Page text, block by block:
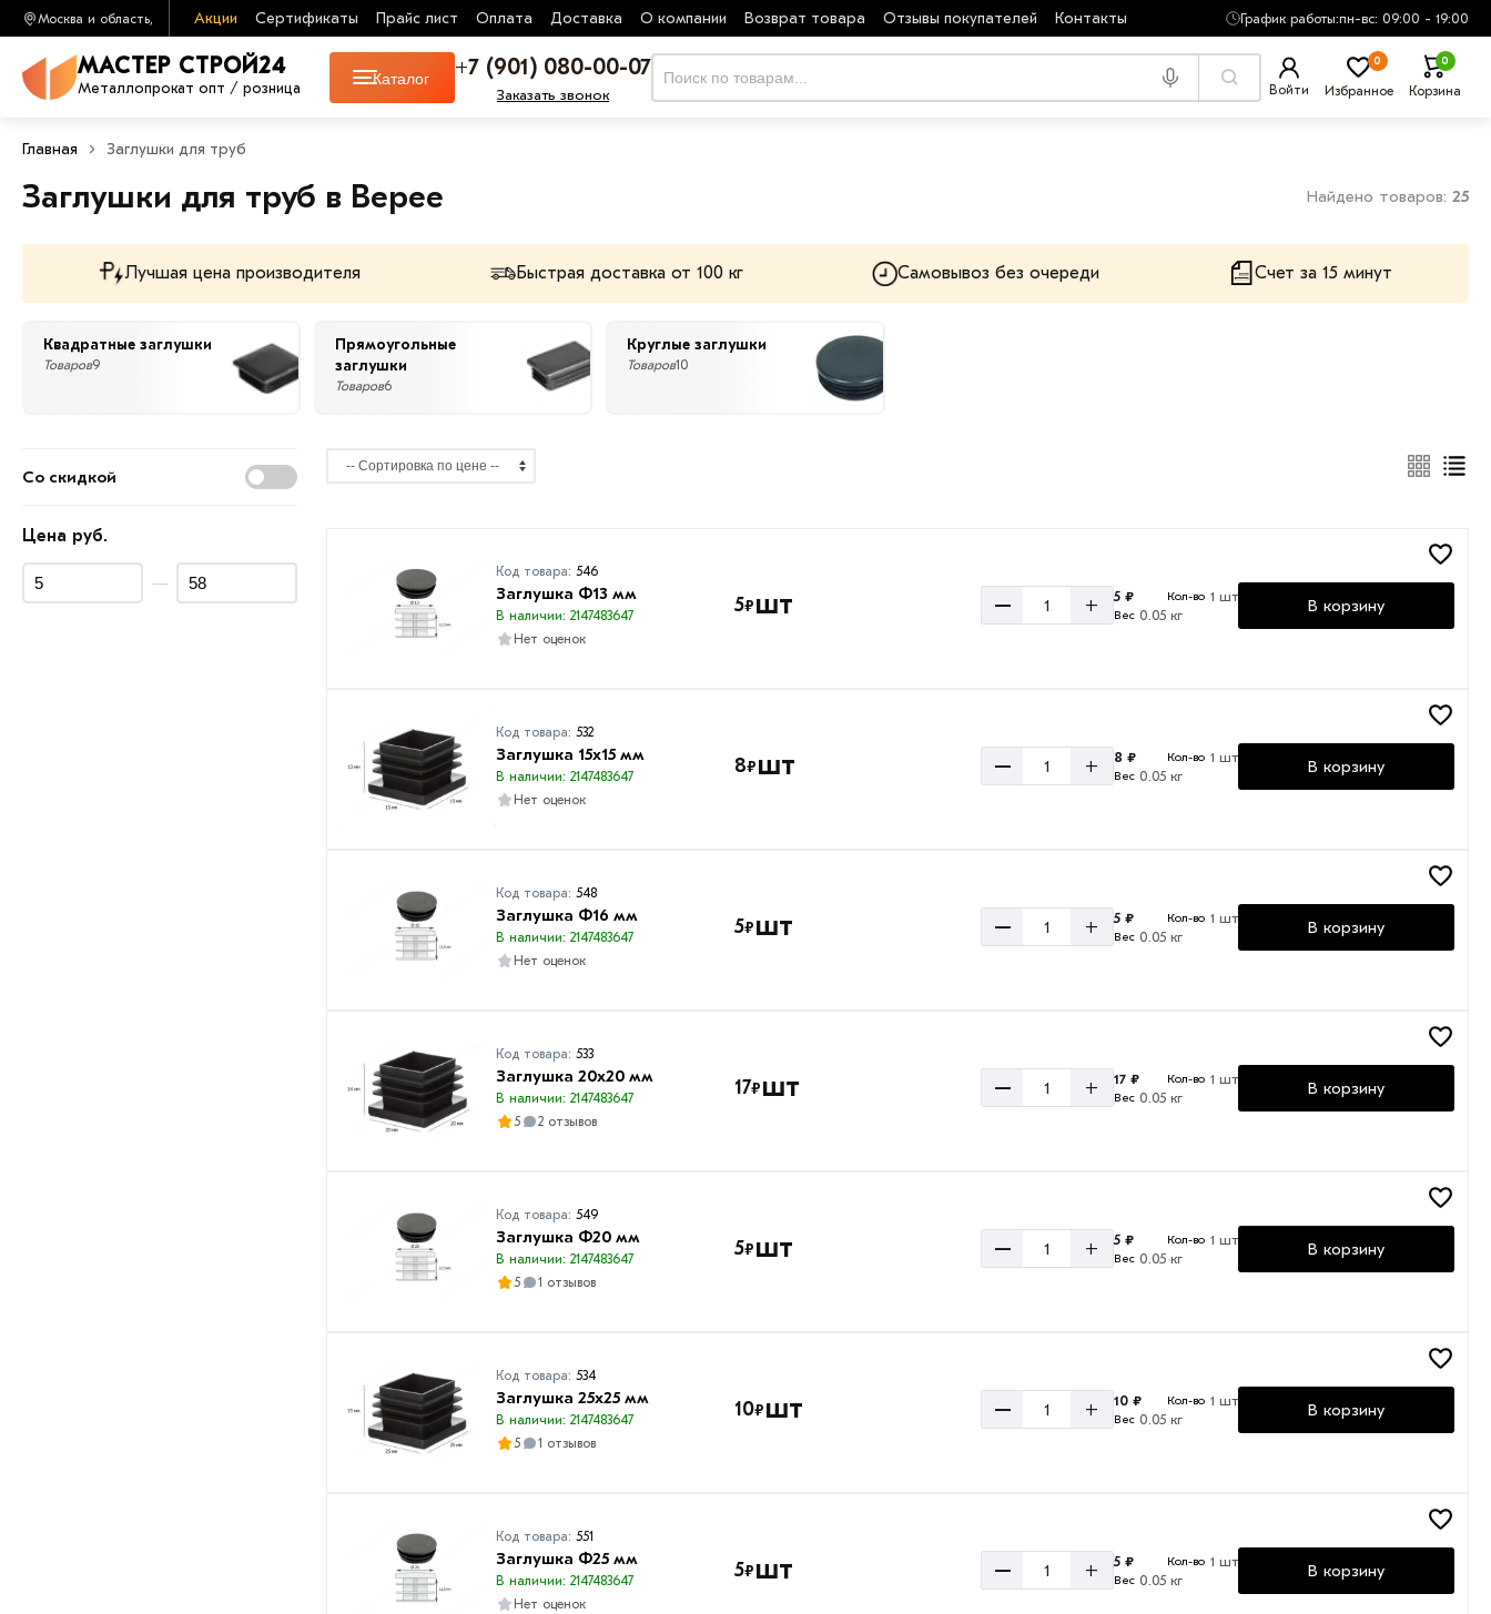
Москва и область, Акции Сертификаты Прайс лист Оплата Доставка О компании Возврат товара Отзывы покупателей Контакты График работы:пн-вс: 09:00 - 19:00
МАСТЕР СТРОЙ24
Металлопрокат опт / розница Каталог +7 (901) 080-00-07
Заказать звонок Войти Избранное
0
Корзина
0
Главная Заглушки для труб
Заглушки для труб в Верее Найдено товаров: 25
Лучшая цена производителя Быстрая доставка от 100 кг Самовывоз без очереди Счет за 15 минут
Квадратные заглушки
Товаров9
Прямоугольные
заглушки
Товаров6
Круглые заглушки
Товаров10
Со скидкой
Цена руб.
—
Код товара: 546
Заглушка Ф13 мм
В наличии: 2147483647
Нет оценок
5₽шт – + 5 ₽ Кол-во 1 шт
Вес 0.05 кг В корзину
Код товара: 532
Заглушка 15х15 мм
В наличии: 2147483647
Нет оценок
8₽шт – + 8 ₽ Кол-во 1 шт
Вес 0.05 кг В корзину
Код товара: 548
Заглушка Ф16 мм
В наличии: 2147483647
Нет оценок
5₽шт – + 5 ₽ Кол-во 1 шт
Вес 0.05 кг В корзину
Код товара: 533
Заглушка 20х20 мм
В наличии: 2147483647
5
2 отзывов
17₽шт – + 17 ₽ Кол-во 1 шт
Вес 0.05 кг В корзину
Код товара: 549
Заглушка Ф20 мм
В наличии: 2147483647
5
1 отзывов
5₽шт – + 5 ₽ Кол-во 1 шт
Вес 0.05 кг В корзину
Код товара: 534
Заглушка 25х25 мм
В наличии: 2147483647
5
1 отзывов
10₽шт – + 10 ₽ Кол-во 1 шт
Вес 0.05 кг В корзину
Код товара: 551
Заглушка Ф25 мм
В наличии: 2147483647
Нет оценок
5₽шт – + 5 ₽ Кол-во 1 шт
Вес 0.05 кг В корзину